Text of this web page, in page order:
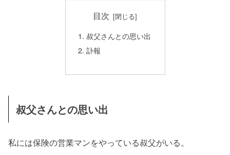
目次
叔父さんとの思い出
訃報
叔父さんとの思い出
私には保険の営業マンをやっている叔父がいる。